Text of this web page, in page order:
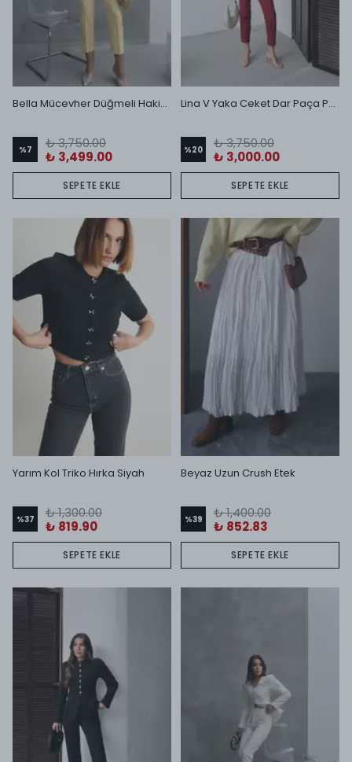
Bella Mücevher Düğmeli Hakim Yaka Ceket ve Dar Paça Pantolon Takım Sarı
%7
₺ 3,750.00
₺ 3,499.00
SEPETE EKLE
Lina V Yaka Ceket Dar Paça Pantolon Takım Bordo
%20
₺ 3,750.00
₺ 3,000.00
SEPETE EKLE
Yarım Kol Triko Hırka Siyah
%37
₺ 1,300.00
₺ 819.90
SEPETE EKLE
Beyaz Uzun Crush Etek
%39
₺ 1,400.00
₺ 852.83
SEPETE EKLE